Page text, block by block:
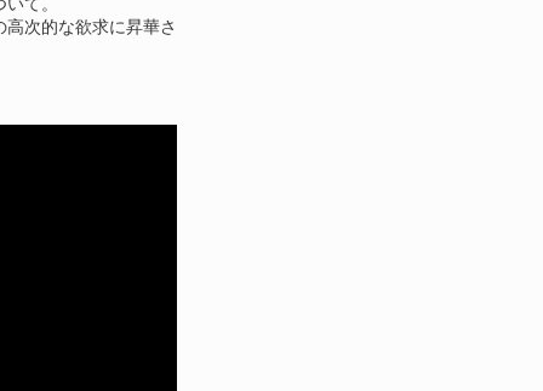
て。
次的な欲求に昇華さ